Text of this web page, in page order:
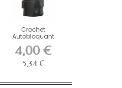
Crochet
Autobloquant
Grip...
4,00 €
5,34 €